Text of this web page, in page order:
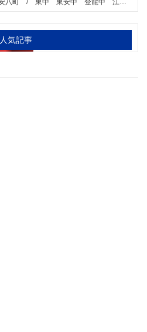
七夕イベント終了☆【大垣市・安八町 / 東中 東安中 登龍中 江並中 星和中学区の個別指導塾 明海ゼミナール 大垣東校】 大垣市・安八町の皆様へ
人気記事